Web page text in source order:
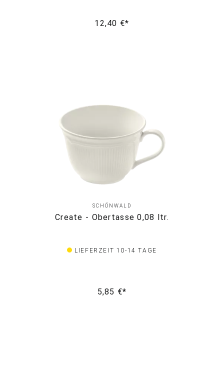
12,40 €*
SCHÖNWALD
Create - Obertasse 0,08 ltr.
LIEFERZEIT 10-14 TAGE
5,85 €*